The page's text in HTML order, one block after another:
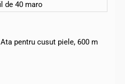
pentru cusut piele, 600 m